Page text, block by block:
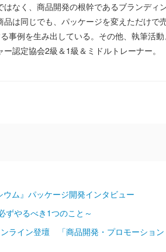
なく、商品開発の根幹であるブランディ
は同じでも、パッケージを変えただけで
事例を生み出している。その他、執筆活
認定協会2級＆1級＆ミドルトレーナー。
ム』パッケージ開発インタビュー
やるべき1つのこと～
ライン登壇 「商品開発・プロモーション